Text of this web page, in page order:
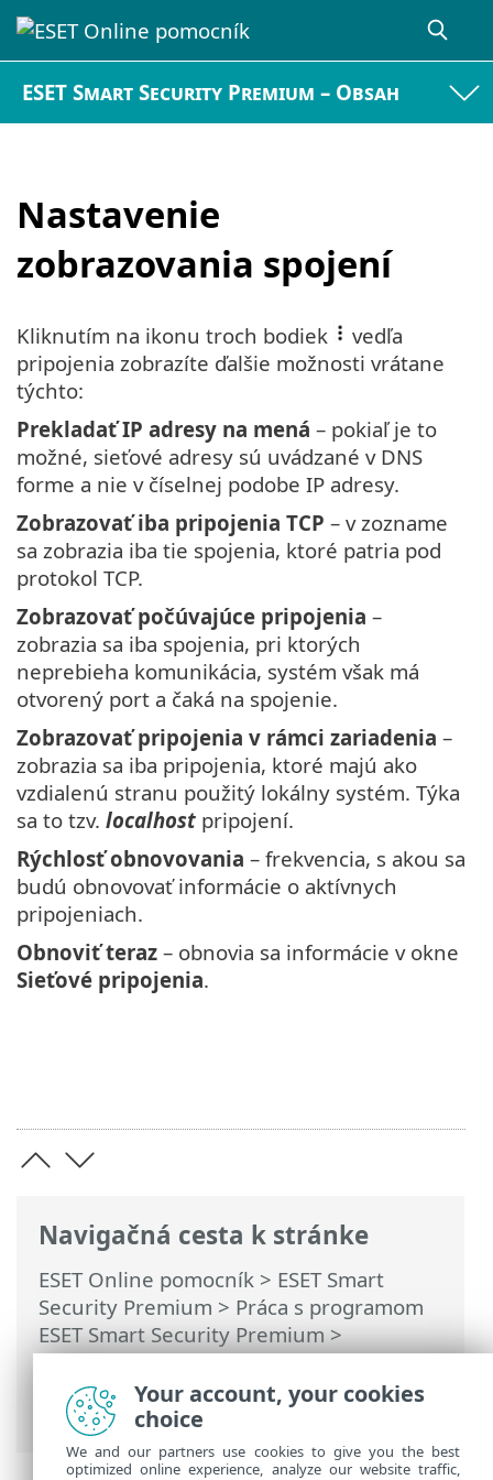
ESET Smart Security Premium – Obsah
Nastavenie
zobrazovania spojení
Navigačná cesta k stránke
ESET Online pomocník > ESET Smart
Security Premium > Práca s programom
ESET Smart Security Premium>
Nastavenia>Ochrana siete> Dialógové
okná – ochrana siete > Nastavenie
zobrazovania spojení
Kliknutím na ikonu troch bodiek
vedľa
pripojenia zobrazíte ďalšie možnosti vrátane
týchto:
Prekladať IP adresy na mená – pokiaľ je to
možné, sieťové adresy sú uvádzané v DNS
forme a nie v číselnej podobe IP adresy.
Zobrazovať iba pripojenia TCP – v zozname
sa zobrazia iba tie spojenia, ktoré patria pod
protokol TCP.
Zobrazovať počúvajúce pripojenia –
zobrazia sa iba spojenia, pri ktorých
neprebieha komunikácia, systém však má
otvorený port a čaká na spojenie.
Zobrazovať pripojenia v rámci zariadenia –
zobrazia sa iba pripojenia, ktoré majú ako
vzdialenú stranu použitý lokálny systém. Týka
sa to tzv. localhost pripojení.
Rýchlosť obnovovania – frekvencia, s akou sa
budú obnovovať informácie o aktívnych
pripojeniach.
Obnoviť teraz – obnovia sa informácie v okne
Sieťové pripojenia.
Your account, your cookies
choice
We and our partners use cookies to give you the best
optimized online experience, analyze our website traffic,